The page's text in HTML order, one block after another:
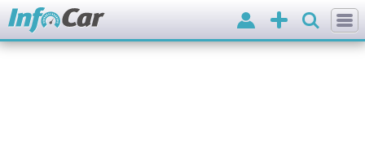
Додати
оголошення
Вхід